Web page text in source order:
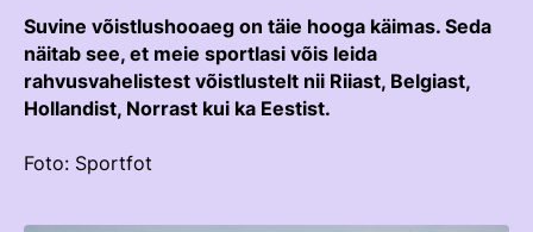
Arengukava
Teenetemärk
Logoraamat
Hobumajanduse Kaardistamise Uuring
Võistlussarjad
Edetabelid
Ametnikud
Koolitused
Estonian Rising Stars
ROHELINE KAART
Treenerid
KUTSE EETIKA
Kutse Andmise Kord
TALLINN HORSE SHOW
HOBUMAAILM
Suvine võistlushooaeg on täie hooga käimas. Seda
näitab see, et meie sportlasi võis leida
rahvusvahelistest võistlustelt nii Riiast, Belgiast,
Hollandist, Norrast kui ka Eestist.
Foto: Sportfot